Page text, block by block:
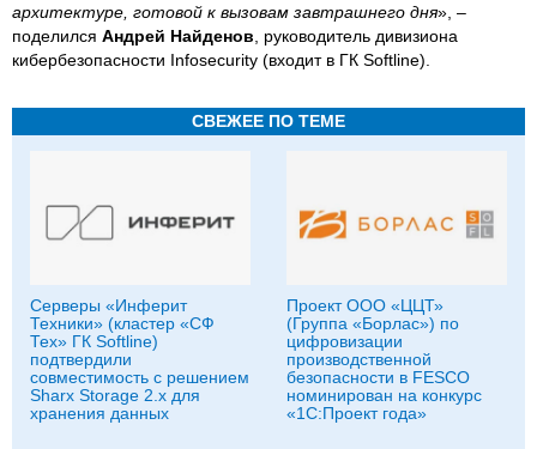
архитектуре, готовой к вызовам завтрашнего дня», –
поделился Андрей Найденов , руководитель дивизиона
кибербезопасности Infosecurity (входит в ГК Softline).
СВЕЖЕЕ ПО ТЕМЕ
Серверы «Инферит
Техники» (кластер «СФ
Тех» ГК Softline)
подтвердили
совместимость с решением
Sharx Storage 2.x для
хранения данных
Проект ООО «ЦЦТ»
(Группа «Борлас») по
цифровизации
производственной
безопасности в FESCO
номинирован на конкурс
«1С:Проект года»